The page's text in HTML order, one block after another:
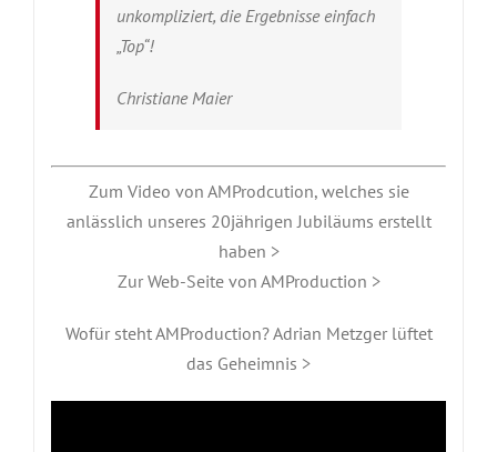
unkompliziert, die Ergebnisse einfach
„Top“!
Christiane Maier
Zum Video von AMProdcution, welches sie
anlässlich unseres 20jährigen Jubiläums erstellt
haben >
Zur Web-Seite von AMProduction >
Wofür steht AMProduction? Adrian Metzger lüftet
das Geheimnis >